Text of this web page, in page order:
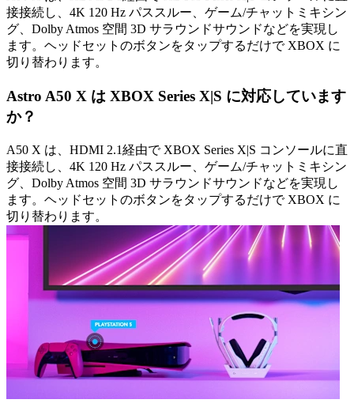
接接続し、4K 120 Hz パススルー、ゲーム/チャットミキシン
グ、Dolby Atmos 空間 3D サラウンドサウンドなどを実現し
ます。ヘッドセットのボタンをタップするだけで XBOX に
切り替わります。
Astro A50 X は XBOX Series X|S に対応しています
か？
A50 X は、HDMI 2.1経由で XBOX Series X|S コンソールに直
接接続し、4K 120 Hz パススルー、ゲーム/チャットミキシン
グ、Dolby Atmos 空間 3D サラウンドサウンドなどを実現し
ます。ヘッドセットのボタンをタップするだけで XBOX に
切り替わります。